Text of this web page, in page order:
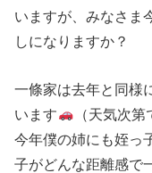
いますが、みなさま
しになりますか？
一條家は去年と同様
います
（天気次第
今年僕の姉にも姪っ
子がどんな距離感で